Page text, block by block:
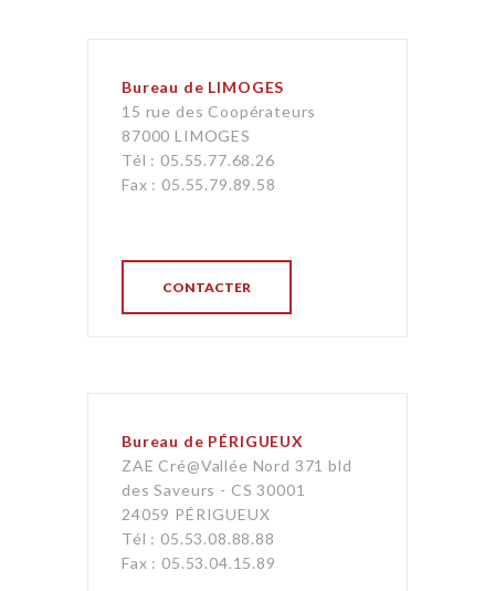
Bureau de LIMOGES
15 rue des Coopérateurs
87000 LIMOGES
Tél : 05.55.77.68.26
Fax : 05.55.79.89.58
CONTACTER
Bureau de PÉRIGUEUX
ZAE Cré@Vallée Nord 371 bld
des Saveurs - CS 30001
24059 PÉRIGUEUX
Tél : 05.53.08.88.88
Fax : 05.53.04.15.89